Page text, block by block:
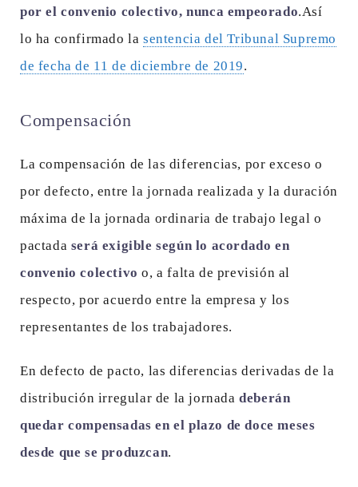
por el convenio colectivo, nunca empeorado.Así
lo ha confirmado lasentencia del Tribunal Supremo
de fecha de 11 de diciembre de 2019.
Compensación
La compensación de las diferencias, por exceso o
por defecto, entre la jornada realizada y la duración
máxima de la jornada ordinaria de trabajo legal o
pactada será exigible según lo acordado en
convenio colectivo o, a falta de previsión al
respecto, por acuerdo entre la empresa y los
representantes de los trabajadores.
En defecto de pacto, las diferencias derivadas de la
distribución irregular de la jornadadeberán
quedar compensadas en el plazo de doce meses
desde que se produzcan.